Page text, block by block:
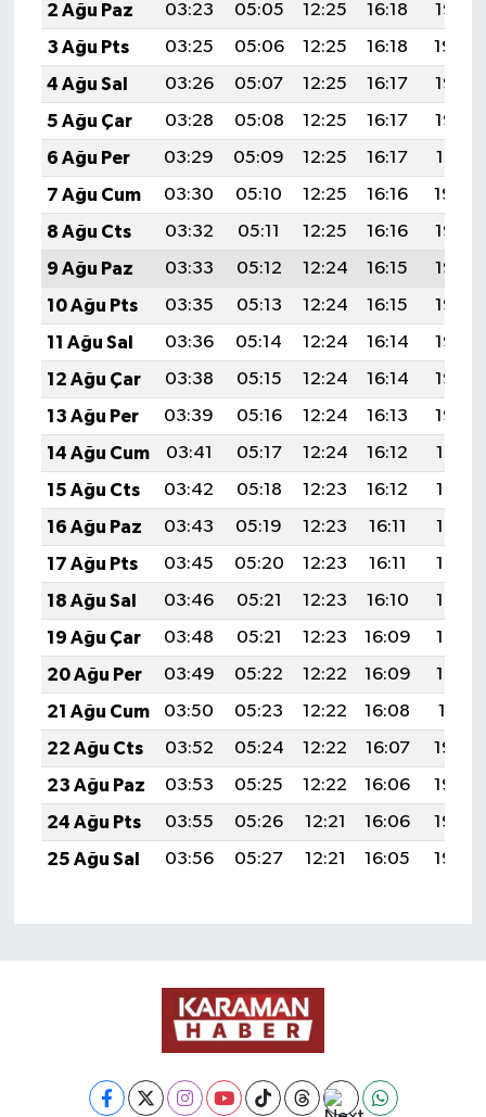
2 Ağu Paz
03:23 05:05 12:25 16:18
19:35
3 Ağu Pts
03:25 05:06 12:25 16:18
19:34
4 Ağu Sal
03:26 05:07 12:25 16:17
19:33
5 Ağu Çar
03:28 05:08 12:25 16:17
19:32
6 Ağu Per
03:29 05:09 12:25 16:17
19:31
7 Ağu Cum
03:30 05:10 12:25 16:16
19:29
8 Ağu Cts
03:32 05:11 12:25 16:16
19:28
9 Ağu Paz
03:33 05:12 12:24 16:15
19:27
10 Ağu Pts
03:35 05:13 12:24 16:15
19:26
11 Ağu Sal
03:36 05:14 12:24 16:14
19:25
12 Ağu Çar
03:38 05:15 12:24 16:14
19:23
13 Ağu Per
03:39 05:16 12:24 16:13
19:22
14 Ağu Cum
03:41 05:17 12:24 16:12
19:21
15 Ağu Cts
03:42 05:18 12:23 16:12
19:19
16 Ağu Paz
03:43 05:19 12:23 16:11
19:18
17 Ağu Pts
03:45 05:20 12:23 16:11
19:17
18 Ağu Sal
03:46 05:21 12:23 16:10
19:15
19 Ağu Çar
03:48 05:21 12:23 16:09
19:14
20 Ağu Per
03:49 05:22 12:22 16:09
19:12
21 Ağu Cum
03:50 05:23 12:22 16:08
19:11
22 Ağu Cts
03:52 05:24 12:22 16:07
19:09
23 Ağu Paz
03:53 05:25 12:22 16:06
19:08
24 Ağu Pts
03:55 05:26 12:21 16:06
19:06
25 Ağu Sal
03:56 05:27 12:21 16:05 19:05